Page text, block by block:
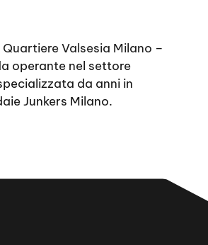
Valsesia Milano –
operante nel settore
da anni in
Junkers Milano.